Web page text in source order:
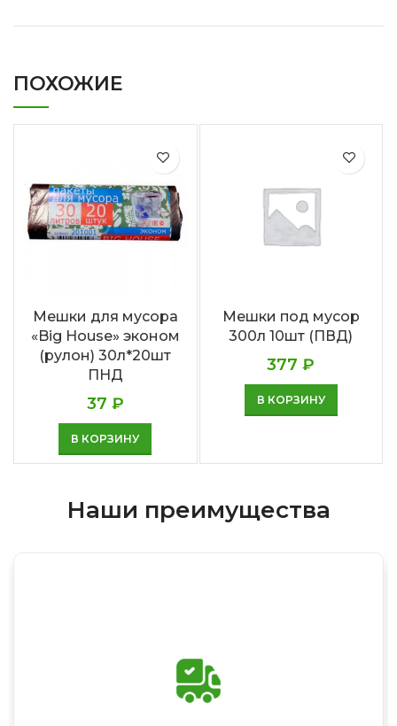
ПОХОЖИЕ
Мешки для мусора
«Big House» эконом
(рулон) 30л*20шт
ПНД
37 ₽
В КОРЗИНУ
Мешки под мусор
300л 10шт (ПВД)
377₽
В КОРЗИНУ
Наши преимущества